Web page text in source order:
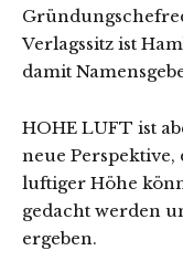
Verlagssitz ist
damit
HOHE LUFT ist
neue
luftiger Höhe
gedacht werden
ergeben.